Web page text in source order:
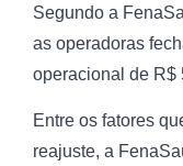
Segundo a
as operadoras
operacional de R$
Entre os fatores
reajuste, a